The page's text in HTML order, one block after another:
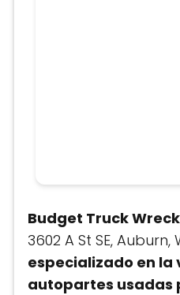
Budget Truck
3602 A St SE,
especializado en la
autopartes usadas